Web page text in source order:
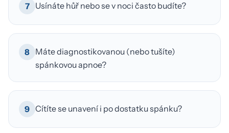
7 Usínáte hůř nebo se v noci často budíte?
8 Máte diagnostikovanou (nebo tušíte)
spánkovou apnoe?
9 Cítíte se unavení i po dostatku spánku?